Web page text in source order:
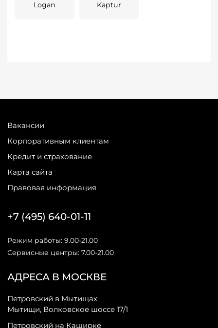
Logan Kaptur
Вакансии
Корпоративным клиентам
Кредит и страхование
Карта сайта
Правовая информация
АДРЕСА В МОСКВЕ
Петровский в Мытищах
Мытищи, Волковское шоссе 17/1
Петровский на Каширке
+7 (495) 640-01-11
Режим работы: 9.00-21.00
Сервисные центры: 7.00-21.00